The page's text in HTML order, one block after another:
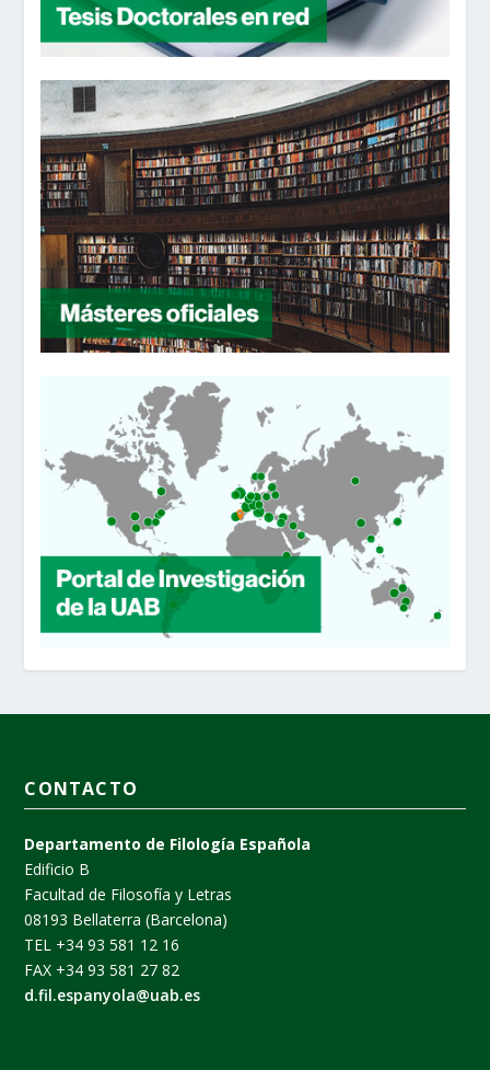
CONTACTO
Departamento de Filología Española
Edificio B
Facultad de Filosofía y Letras
08193 Bellaterra (Barcelona)
TEL +34 93 581 12 16
FAX +34 93 581 27 82
d.fil.espanyola@uab.es